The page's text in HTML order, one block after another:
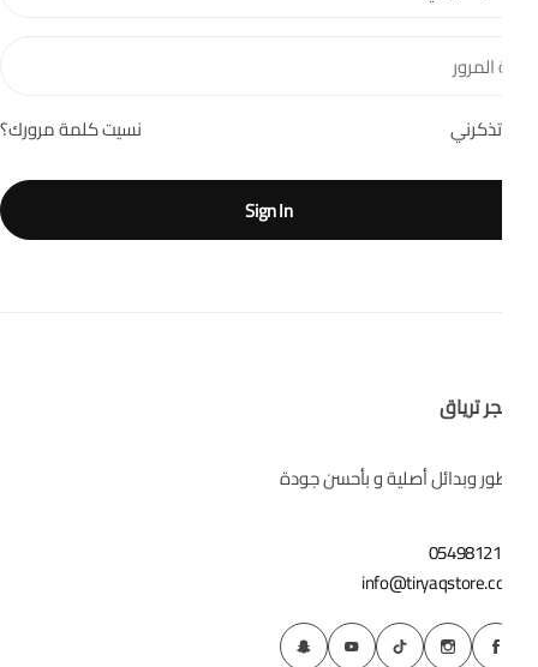
تذكرني
نسيت كلمة مرورك؟
Sign In
ترياق
وبدائل أصلية و بأحسن جودة